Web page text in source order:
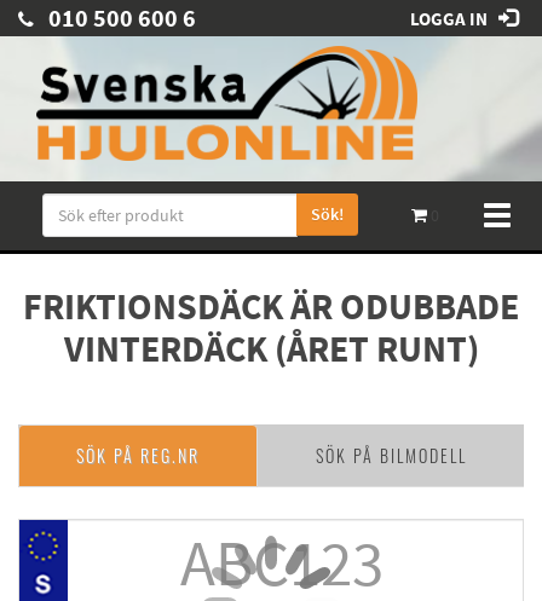
010 500 600 6 LOGGA IN
Sök!
FRIKTIONSDÄCK ÄR ODUBBADE
VINTERDÄCK (ÅRET RUNT)
SÖK PÅ REG.NR SÖK PÅ BILMODELL